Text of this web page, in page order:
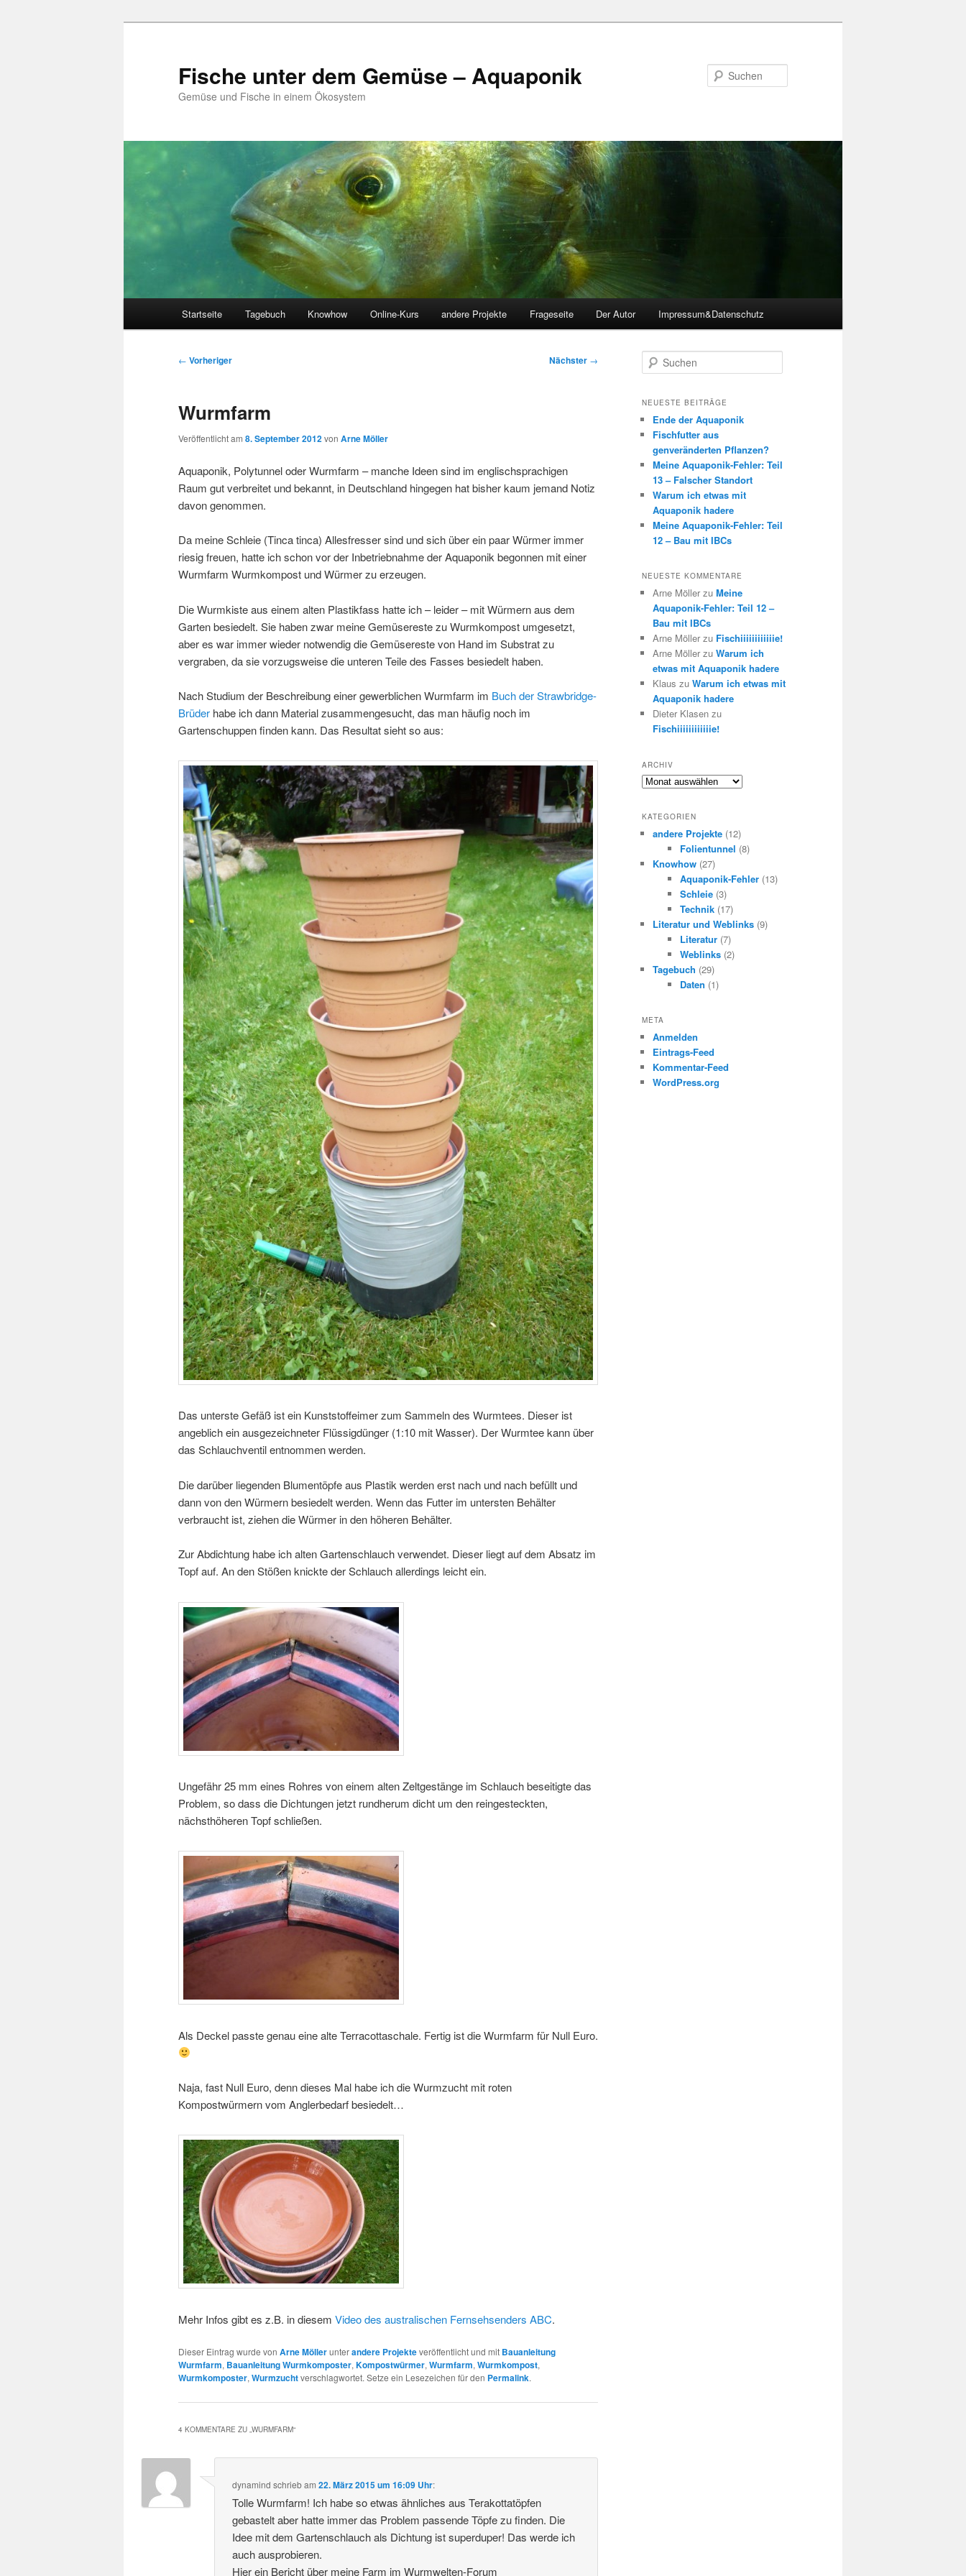
Fische unter dem Gemüse – Aquaponik
Gemüse und Fische in einem Ökosystem
Startseite Tagebuch Knowhow Online-Kurs andere Projekte Frageseite Der Autor Impressum&Datenschutz
Beitragsnavigation
← Vorheriger Nächster →
Wurmfarm
Veröffentlicht am 8. September 2012von Arne Möller
Aquaponik, Polytunnel oder Wurmfarm – manche Ideen sind im englischsprachigen
Raum gut verbreitet und bekannt, in Deutschland hingegen hat bisher kaum jemand Notiz
davon genommen.
Da meine Schleie (Tinca tinca) Allesfresser sind und sich über ein paar Würmer immer
riesig freuen, hatte ich schon vor der Inbetriebnahme der Aquaponik begonnen mit einer
Wurmfarm Wurmkompost und Würmer zu erzeugen.
Die Wurmkiste aus einem alten Plastikfass hatte ich – leider – mit Würmern aus dem
Garten besiedelt. Sie haben zwar meine Gemüsereste zu Wurmkompost umgesetzt,
aber es war immer wieder notwendig die Gemüsereste von Hand im Substrat zu
vergraben, da sie vorzugsweise die unteren Teile des Fasses besiedelt haben.
Nach Studium der Beschreibung einer gewerblichen Wurmfarm im Buch der Strawbridge-
Brüder habe ich dann Material zusammengesucht, das man häufig noch im
Gartenschuppen finden kann. Das Resultat sieht so aus:
Das unterste Gefäß ist ein Kunststoffeimer zum Sammeln des Wurmtees. Dieser ist
angeblich ein ausgezeichneter Flüssigdünger (1:10 mit Wasser). Der Wurmtee kann über
das Schlauchventil entnommen werden.
Die darüber liegenden Blumentöpfe aus Plastik werden erst nach und nach befüllt und
dann von den Würmern besiedelt werden. Wenn das Futter im untersten Behälter
verbraucht ist, ziehen die Würmer in den höheren Behälter.
Zur Abdichtung habe ich alten Gartenschlauch verwendet. Dieser liegt auf dem Absatz im
Topf auf. An den Stößen knickte der Schlauch allerdings leicht ein.
Ungefähr 25 mm eines Rohres von einem alten Zeltgestänge im Schlauch beseitigte das
Problem, so dass die Dichtungen jetzt rundherum dicht um den reingesteckten,
nächsthöheren Topf schließen.
Als Deckel passte genau eine alte Terracottaschale. Fertig ist die Wurmfarm für Null Euro.
Naja, fast Null Euro, denn dieses Mal habe ich die Wurmzucht mit roten
Kompostwürmern vom Anglerbedarf besiedelt…
Mehr Infos gibt es z.B. in diesem Video des australischen Fernsehsenders ABC.
Dieser Eintrag wurde von Arne Möllerunterandere Projekteveröffentlicht und mit Bauanleitung
Wurmfarm, Bauanleitung Wurmkomposter, Kompostwürmer, Wurmfarm, Wurmkompost,
Wurmkomposter, Wurmzuchtverschlagwortet. Setze ein Lesezeichen für den Permalink.
4 KOMMENTARE ZU „WURMFARM“
dynamind schriebam22. März 2015 um 16:09 Uhr:
Tolle Wurmfarm! Ich habe so etwas ähnliches aus Terakottatöpfen
gebastelt aber hatte immer das Problem passende Töpfe zu finden. Die
Idee mit dem Gartenschlauch als Dichtung ist superduper! Das werde ich
auch ausprobieren.
Hier ein Bericht über meine Farm im Wurmwelten-Forum
u
h
NEUESTE BEITRÄGE
Ende der Aquaponik
Fischfutter aus
genveränderten Pflanzen?
Meine Aquaponik-Fehler: Teil
13 – Falscher Standort
Warum ich etwas mit
Aquaponik hadere
Meine Aquaponik-Fehler: Teil
12 – Bau mit IBCs
NEUESTE KOMMENTARE
Arne Möller zu Meine
Aquaponik-Fehler: Teil 12 –
Bau mit IBCs
Arne Möller zu Fischiiiiiiiiiiiie!
Arne Möller zu Warum ich
etwas mit Aquaponik hadere
Klaus zu Warum ich etwas mit
Aquaponik hadere
Dieter Klasen zu
Fischiiiiiiiiiiiie!
ARCHIV
Archiv
KATEGORIEN
andere Projekte (12)
Folientunnel (8)
Knowhow (27)
Aquaponik-Fehler(13)
Schleie(3)
Technik(17)
Literatur und Weblinks (9)
Literatur(7)
Weblinks(2)
Tagebuch (29)
Daten (1)
META
Anmelden
Eintrags-Feed
Kommentar-Feed
WordPress.org